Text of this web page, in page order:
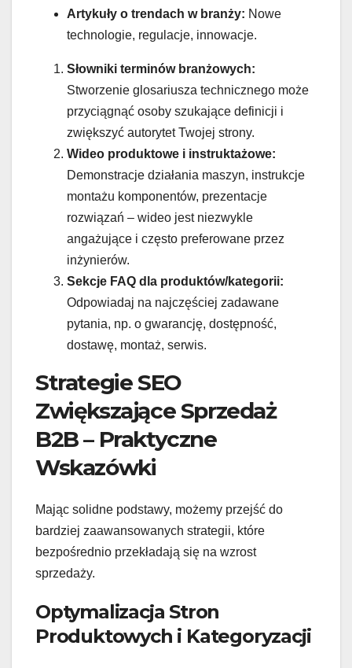
Artykuły o trendach w branży: Nowe
technologie, regulacje, innowacje.
Słowniki terminów branżowych:
Stworzenie glosariusza technicznego może
przyciągnąć osoby szukające definicji i
zwiększyć autorytet Twojej strony.
Wideo produktowe i instruktażowe:
Demonstracje działania maszyn, instrukcje
montażu komponentów, prezentacje
rozwiązań – wideo jest niezwykle
angażujące i często preferowane przez
inżynierów.
Sekcje FAQ dla produktów/kategorii:
Odpowiadaj na najczęściej zadawane
pytania, np. o gwarancję, dostępność,
dostawę, montaż, serwis.
Strategie SEO
Zwiększające Sprzedaż
B2B – Praktyczne
Wskazówki
Mając solidne podstawy, możemy przejść do
bardziej zaawansowanych strategii, które
bezpośrednio przekładają się na wzrost
sprzedaży.
Optymalizacja Stron
Produktowych i Kategoryzacji